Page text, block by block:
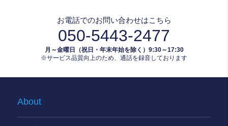
お電話でのお問い合わせはこちら
050-5443-2477
月～金曜日（祝日・年末年始を除く）9:30～17:30
※サービス品質向上のため、通話を録音しております
About